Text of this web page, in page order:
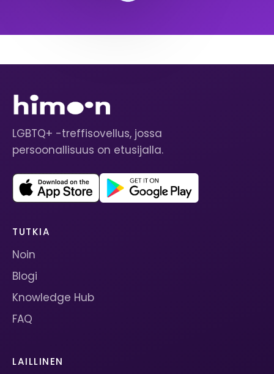
LGBTQ+ -treffisovellus, jossa
persoonallisuus on etusijalla.
TUTKIA
Noin
Blogi
Knowledge Hub
FAQ
LAILLINEN